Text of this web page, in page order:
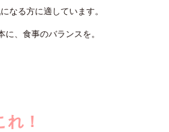
なる方に適しています。
、食事のバランスを。
！